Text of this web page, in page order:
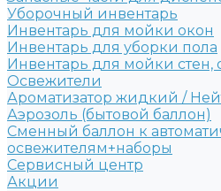
Уборочный инвентарь
Инвентарь для мойки окон
Инвентарь для уборки пола
Инвентарь для мойки стен,
Освежители
Ароматизатор жидкий /
Аэрозоль (бытовой баллон)
Сменный баллон к
освежителям+наборы
Сервисный центр
Акции